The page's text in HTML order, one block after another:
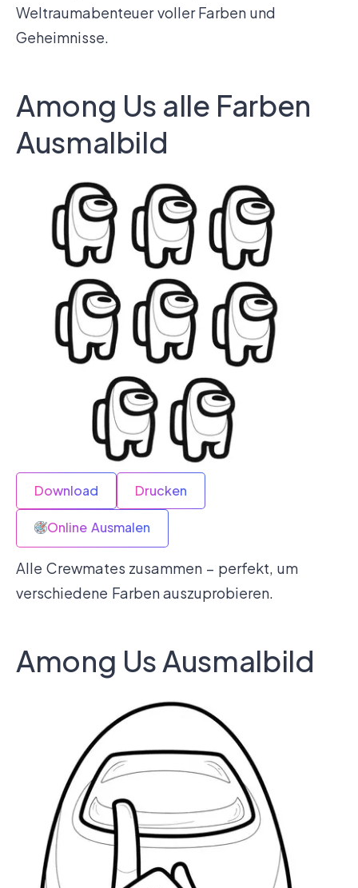
Weltraumabenteuer voller Farben und
Geheimnisse.
Among Us alle Farben
Ausmalbild
Download Drucken
Online Ausmalen
Alle Crewmates zusammen – perfekt, um
verschiedene Farben auszuprobieren.
Among Us Ausmalbild